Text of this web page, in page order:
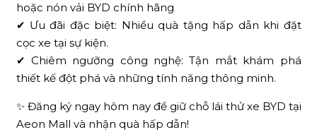
hoặc nón vải BYD chính hãng
✔ Ưu đãi đặc biệt: Nhiều quà tặng hấp dẫn khi đặt
cọc xe tại sự kiện.
✔ Chiêm ngưỡng công nghệ: Tận mắt khám phá
thiết kế đột phá và những tính năng thông minh.
✨ Đăng ký ngay hôm nay để giữ chỗ lái thử xe BYD tại
Aeon Mall và nhận quà hấp dẫn!